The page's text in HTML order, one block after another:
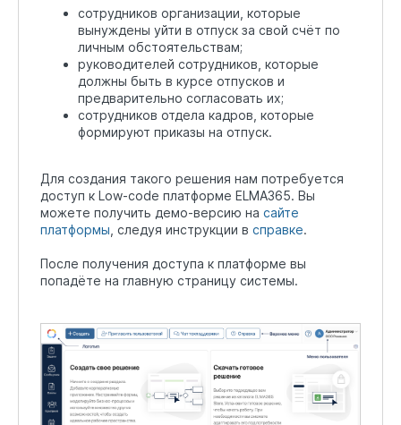
сотрудников организации, которые
вынуждены уйти в отпуск за свой счёт по
личным обстоятельствам;
руководителей сотрудников, которые
должны быть в курсе отпусков и
предварительно согласовать их;
сотрудников отдела кадров, которые
формируют приказы на отпуск.
Для создания такого решения нам потребуется
доступ к Low-code платформе ELMA365. Вы
можете получить демо-версию на сайте
платформы , следуя инструкции в справке.
После получения доступа к платформе вы
попадёте на главную страницу системы.